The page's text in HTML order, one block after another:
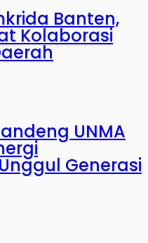
Banten,
Kolaborasi
UNMA
Generasi